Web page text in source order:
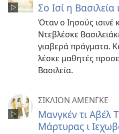
Σο Ισί η Βασιλεία
Όταν ο Ιησούς ισινέ
Ντεβλέσκε
γιαβερά πράγματα.
λέσκε μαθητές
Βασιλεία.
ΣΙΚΛΙΟΝ ΑΜΕΝΓΚΕ
Μανγκέν τι Αβέλ
Μάρτυρας ι